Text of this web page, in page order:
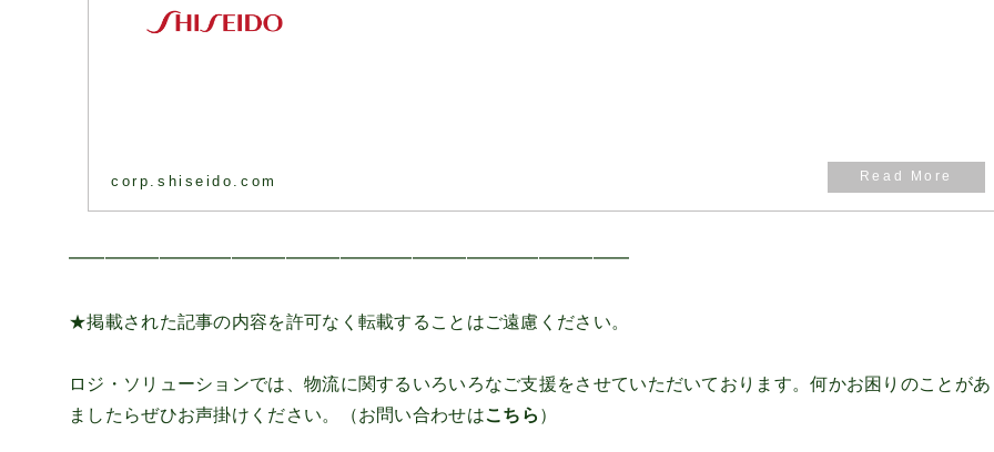
corp.shiseido.com
━━━━━━━━━━━━━━━━━━━━━━━━━━━━━━━
★掲載された記事の内容を許可なく転載することはご遠慮ください。
ロジ・ソリューションでは、物流に関するいろいろなご支援をさせていただいております。何かお困りのことが
ましたらぜひお声掛けください。（お問い合わせはこちら ）